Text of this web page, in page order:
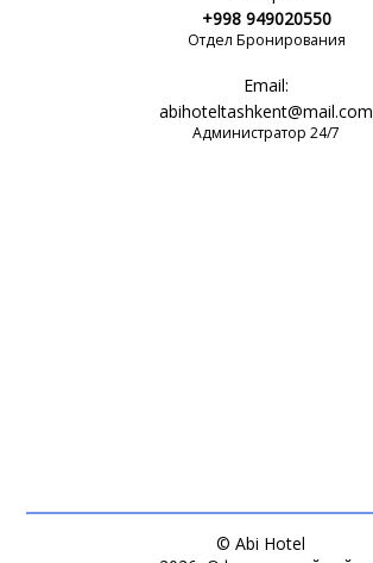
+998 949020550
Отдел Бронирования
Email:
abihoteltashkent@mail.com
Администратор 24/7
© Abi Hotel